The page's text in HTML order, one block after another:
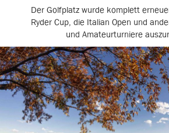
Der Golfplatz wurde komplett
Ryder Cup, die Italian Open und
und Amateurturniere